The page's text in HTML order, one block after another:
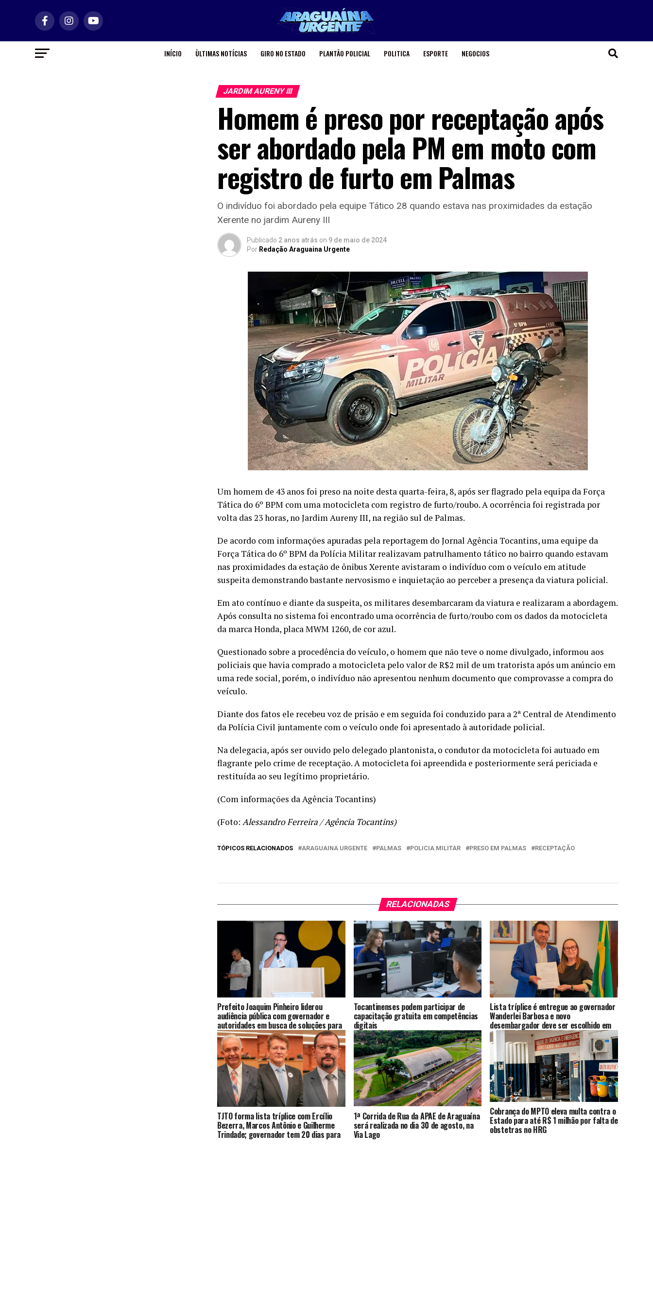
INÍCIO ÙLTIMAS NOTÍCIAS GIRO NO ESTADO PLANTÃO POLICIAL POLITICA ESPORTE NEGOCIOS
JARDIM AURENY III
Homem é preso por receptação após
ser abordado pela PM em moto com
registro de furto em Palmas
O indivíduo foi abordado pela equipe Tático 28 quando estava nas proximidades da estação
Xerente no jardim Aureny III
Publicado 2 anos atrás on 9 de maio de 2024
Por Redação Araguaina Urgente
Um homem de 43 anos foi preso na noite desta quarta-feira, 8, após ser flagrado pela equipa da Força
Tática do 6º BPM com uma motocicleta com registro de furto/roubo. A ocorrência foi registrada por
volta das 23 horas, no Jardim Aureny III, na região sul de Palmas.
De acordo com informações apuradas pela reportagem do Jornal Agência Tocantins, uma equipe da
Força Tática do 6º BPM da Polícia Militar realizavam patrulhamento tático no bairro quando estavam
nas proximidades da estação de ônibus Xerente avistaram o indivíduo com o veículo em atitude
suspeita demonstrando bastante nervosismo e inquietação ao perceber a presença da viatura policial.
Em ato contínuo e diante da suspeita, os militares desembarcaram da viatura e realizaram a abordagem.
Após consulta no sistema foi encontrado uma ocorrência de furto/roubo com os dados da motocicleta
da marca Honda, placa MWM 1260, de cor azul.
Questionado sobre a procedência do veículo, o homem que não teve o nome divulgado, informou aos
policiais que havia comprado a motocicleta pelo valor de R$2 mil de um tratorista após um anúncio em
uma rede social, porém, o indivíduo não apresentou nenhum documento que comprovasse a compra do
veículo.
Diante dos fatos ele recebeu voz de prisão e em seguida foi conduzido para a 2ª Central de Atendimento
da Polícia Civil juntamente com o veículo onde foi apresentado à autoridade policial.
Na delegacia, após ser ouvido pelo delegado plantonista, o condutor da motocicleta foi autuado em
flagrante pelo crime de receptação. A motocicleta foi apreendida e posteriormente será periciada e
restituída ao seu legítimo proprietário.
(Com informações da Agência Tocantins)
(Foto: Alessandro Ferreira / Agência Tocantins)
TÓPICOS RELACIONADOS ARAGUAINA URGENTE PALMAS POLICIA MILITAR PRESO EM PALMAS RECEPTAÇÃO
RELACIONADAS
Prefeito Joaquim Pinheiro liderou
audiência pública com governador e
autoridades em busca de soluções para
a ponte da BR-235
Tocantinenses podem participar de
capacitação gratuita em competências
digitais
Lista tríplice é entregue ao governador
Wanderlei Barbosa e novo
desembargador deve ser escolhido em
até 20 dias
TJTO forma lista tríplice com Ercílio
Bezerra, Marcos Antônio e Guilherme
Trindade; governador tem 20 dias para
1ª Corrida de Rua da APAE de Araguaína
será realizada no dia 30 de agosto, na
Via Lago
Cobrança do MPTO eleva multa contra o
Estado para até R$ 1 milhão por falta de
obstetras no HRG